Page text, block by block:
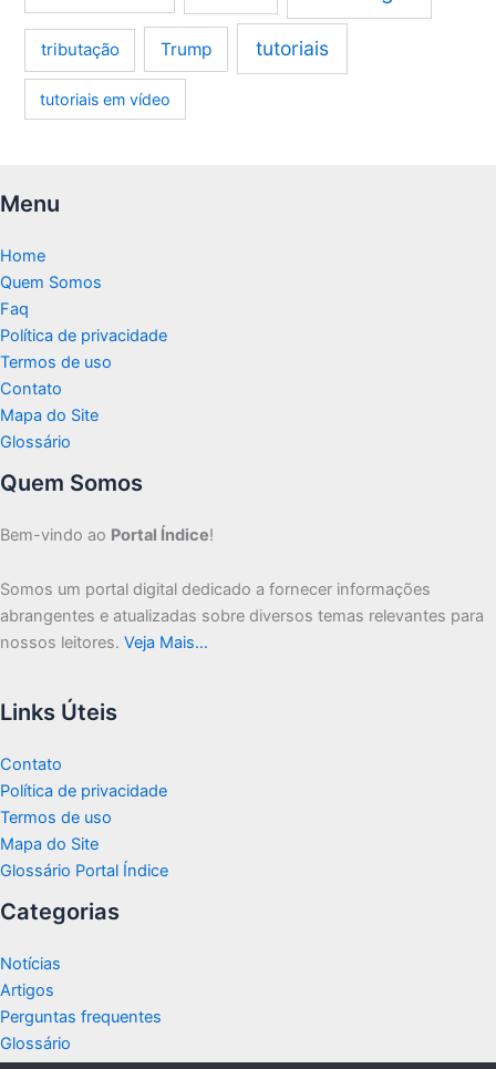
tributação Trump tutoriais
tutoriais em vídeo
Menu
Home
Quem Somos
Faq
Política de privacidade
Termos de uso
Contato
Mapa do Site
Glossário
Quem Somos
Bem-vindo ao Portal Índice!
Somos um portal digital dedicado a fornecer informações
abrangentes e atualizadas sobre diversos temas relevantes para
nossos leitores. Veja Mais…
Links Úteis
Contato
Política de privacidade
Termos de uso
Mapa do Site
Glossário Portal Índice
Categorias
Notícias
Artigos
Perguntas frequentes
Glossário